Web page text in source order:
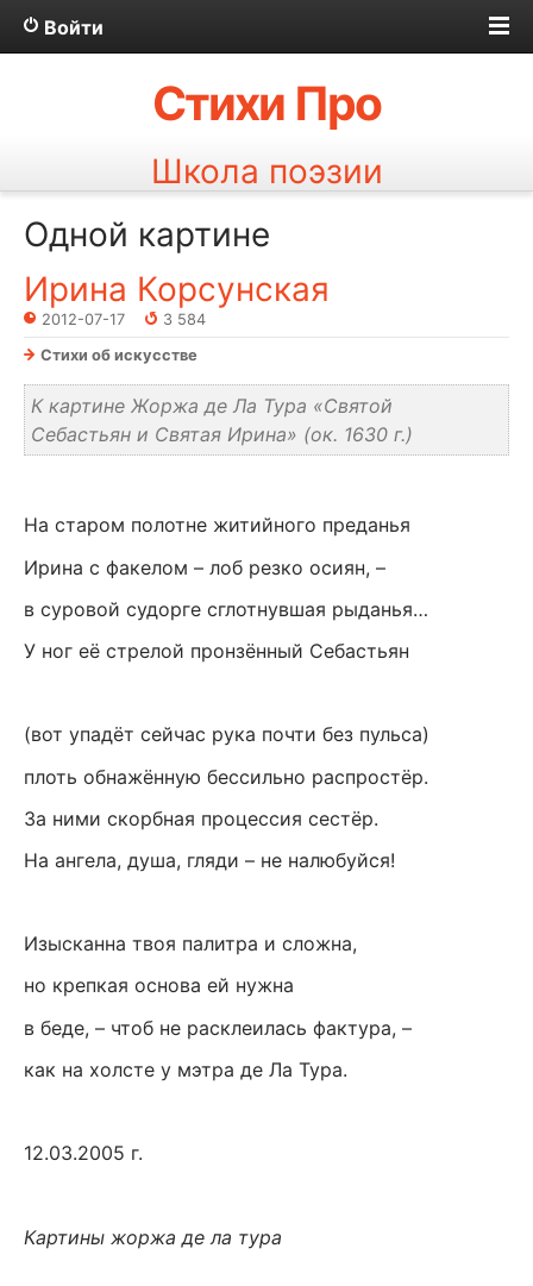
Войти
Стихи Про
Школа поэзии
Одной картине
Ирина Корсунская
2012-07-17
3 584
Стихи об искусстве
К картине Жоржа де Ла Тура «Святой
Себастьян и Святая Ирина» (ок. 1630 г.)
На старом полотне житийного преданья
Ирина с факелом – лоб резко осиян, –
в суровой судорге сглотнувшая рыданья…
У ног её стрелой пронзённый Себастьян
(вот упадёт сейчас рука почти без пульса)
плоть обнажённую бессильно распростёр.
За ними скорбная процессия сестёр.
На ангела, душа, гляди – не налюбуйся!
Изысканна твоя палитра и сложна,
но крепкая основа ей нужна
в беде, – чтоб не расклеилась фактура, –
как на холсте у мэтра де Ла Тура.
12.03.2005 г.
Картины жоржа де ла тура